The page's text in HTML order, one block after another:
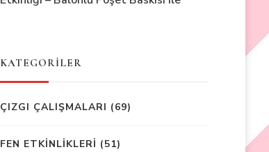
KATEGORİLER
ÇIZGI ÇALIŞMALARI (69)
FEN ETKİNLİKLERİ (51)